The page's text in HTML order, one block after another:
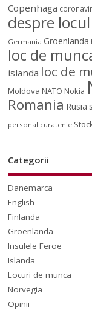
Copenhaga
despre
Germania Groenlanda
loc de
islanda loc de
Moldova NATO Nokia
Romania Rusia
personal curatenie
Categorii
Danemarca
English
Finlanda
Groenlanda
Insulele Feroe
Islanda
Locuri de munca
Norvegia
Opinii